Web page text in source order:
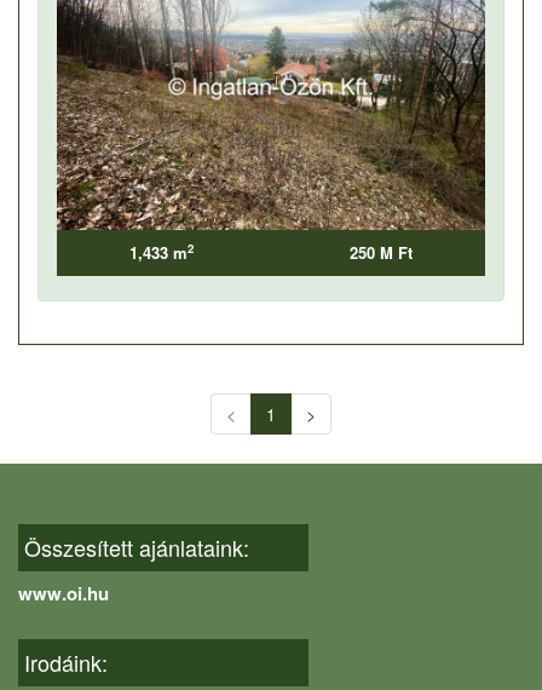
1,433 m2 250 M Ft
< 1 >
Összesített ajánlataink:
www.oi.hu
Irodáink: